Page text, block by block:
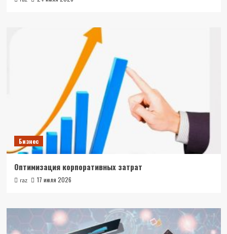
Бизнес
Оптимизация корпоративных затрат
raz 17 июля 2026